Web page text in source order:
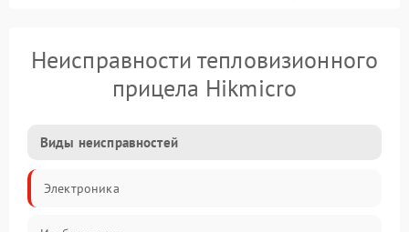
Неисправности тепловизионного
прицела Hikmicro
Виды неисправностей
Электроника